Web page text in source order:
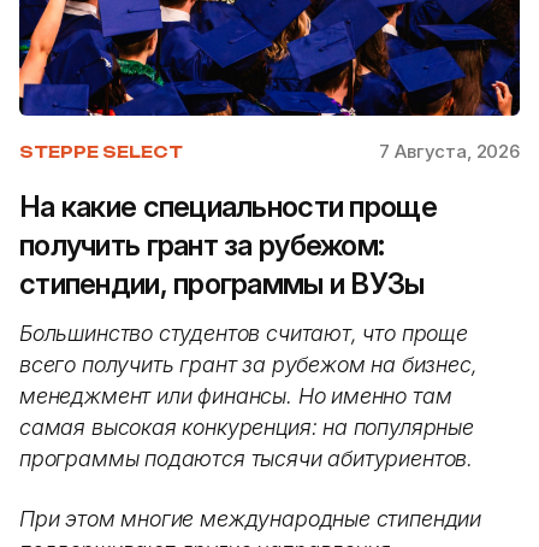
STEPPE SELECT 7 Августа, 2026
На какие специальности проще
получить грант за рубежом:
стипендии, программы и ВУЗы
Большинство студентов считают, что проще
всего получить грант за рубежом на бизнес,
менеджмент или финансы. Но именно там
самая высокая конкуренция: на популярные
программы подаются тысячи абитуриентов.
При этом многие международные стипендии